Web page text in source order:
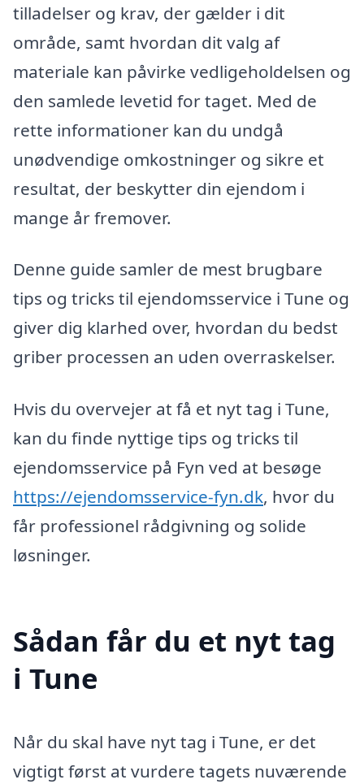
tilladelser og krav, der gælder i dit
område, samt hvordan dit valg af
materiale kan påvirke vedligeholdelsen og
den samlede levetid for taget. Med de
rette informationer kan du undgå
unødvendige omkostninger og sikre et
resultat, der beskytter din ejendom i
mange år fremover.
Denne guide samler de mest brugbare
tips og tricks til ejendomsservice i Tune og
giver dig klarhed over, hvordan du bedst
griber processen an uden overraskelser.
Hvis du overvejer at få et nyt tag i Tune,
kan du finde nyttige tips og tricks til
ejendomsservice på Fyn ved at besøge
https://ejendomsservice-fyn.dk, hvor du
får professionel rådgivning og solide
løsninger.
Sådan får du et nyt tag
i Tune
Når du skal have nyt tag i Tune, er det
vigtigt først at vurdere tagets nuværende